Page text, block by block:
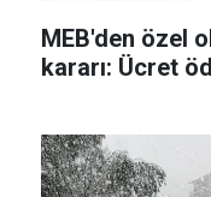
MEB'den özel
kararı: Ücret